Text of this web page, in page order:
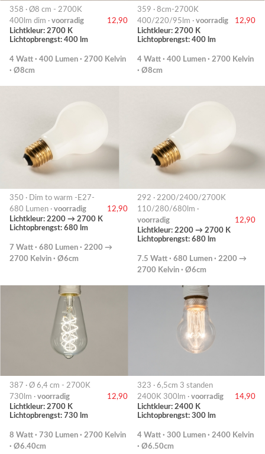
358 · Ø8 cm - 2700K
400lm dim · voorradig
12,90
Lichtkleur: 2700 K
Lichtopbrengst: 400 lm
4 Watt · 400 Lumen · 2700 Kelvin
· Ø8cm
359 · 8cm-2700K
400/220/95lm · voorradig
12,90
Lichtkleur: 2700 K
Lichtopbrengst: 400 lm
4 Watt · 400 Lumen · 2700 Kelvin
· Ø8cm
350 · Dim to warm -E27-
680 Lumen · voorradig
12,90
Lichtkleur: 2200 → 2700 K
Lichtopbrengst: 680 lm
7 Watt · 680 Lumen · 2200 →
2700 Kelvin · Ø6cm
292 · 2200/2400/2700K
110/280/680lm ·
voorradig
12,90
Lichtkleur: 2200 → 2700 K
Lichtopbrengst: 680 lm
7.5 Watt · 680 Lumen · 2200 →
2700 Kelvin · Ø6cm
387 · Ø 6,4 cm - 2700K
730lm · voorradig
12,90
Lichtkleur: 2700 K
Lichtopbrengst: 730 lm
8 Watt · 730 Lumen · 2700 Kelvin
· Ø6.40cm
323 · 6,5cm 3 standen
2400K 300lm · voorradig
14,90
Lichtkleur: 2400 K
Lichtopbrengst: 300 lm
4 Watt · 300 Lumen · 2400 Kelvin
· Ø6.50cm